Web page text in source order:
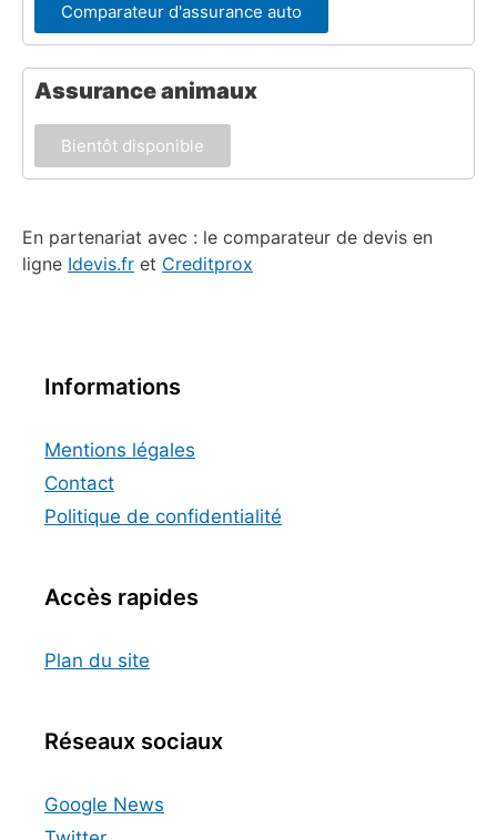
Comparateur d'assurance auto
Assurance animaux
Bientôt disponible
En partenariat avec : le comparateur de devis en
ligne Idevis.fr et Creditprox
Informations
Mentions légales
Contact
Politique de confidentialité
Accès rapides
Plan du site
Réseaux sociaux
Google News